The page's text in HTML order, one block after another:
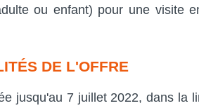
ou enfant) pour une visite
DE L'OFFRE
jusqu'au 7 juillet 2022, dans la